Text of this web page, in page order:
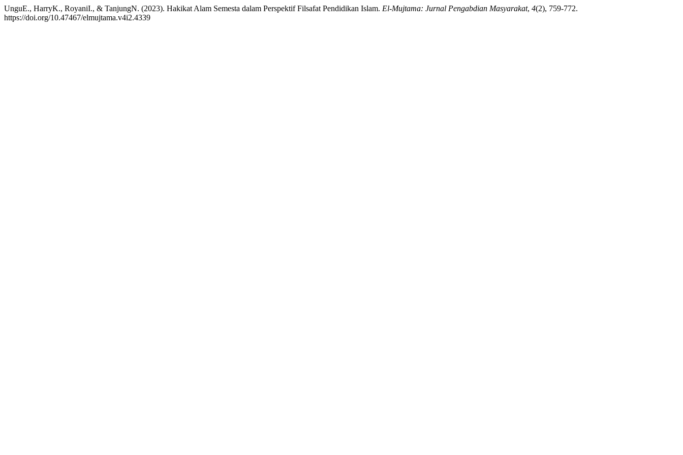
UnguE., HarryK., RoyaniI., & TanjungN. (2023). Hakikat Alam Semesta dalam Perspektif Filsafat Pendidikan Islam. El-Mujtama: Jurnal Pengabdian Masyarakat, 4(2), 759-772.
https://doi.org/10.47467/elmujtama.v4i2.4339